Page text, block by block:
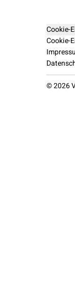
Cookie-
Cookie-
© 2026